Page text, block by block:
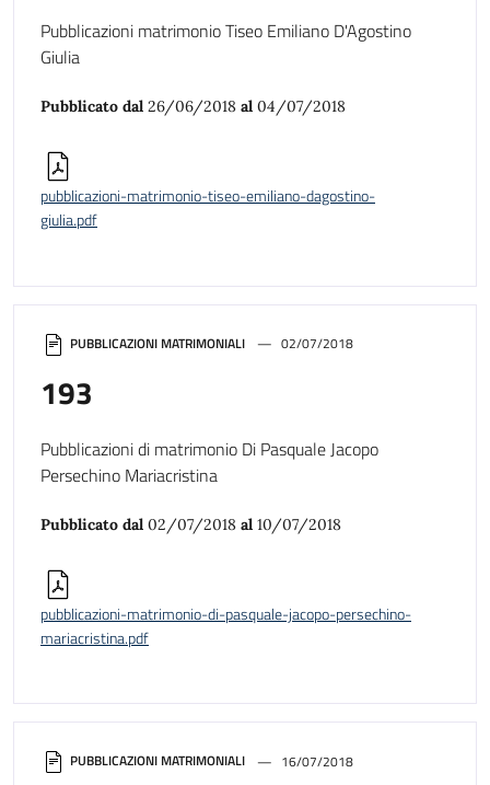
PUBBLICAZIONI MATRIMONIALI 16/07/2018
PUBBLICAZIONI MATRIMONIALI 02/07/2018
193
Pubblicazioni di matrimonio Di Pasquale Jacopo
Persechino Mariacristina
Pubblicato dal 02/07/2018 al 10/07/2018
pubblicazioni-matrimonio-di-pasquale-jacopo-persechino-
mariacristina.pdf
Pubblicazioni matrimonio Tiseo Emiliano D'Agostino
Giulia
Pubblicato dal 26/06/2018 al 04/07/2018
pubblicazioni-matrimonio-tiseo-emiliano-dagostino-
giulia.pdf